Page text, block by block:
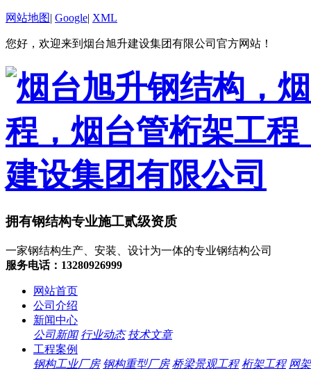
网站地图| Google| XML
您好，欢迎来到烟台旭升建设集团有限公司官方网站！
拥有钢结构专业施工贰级资质
一家钢结构生产、安装、设计为一体的专业钢结构公司
服务电话：13280926999
网站首页
公司介绍
新闻中心
公司新闻 行业动态 技术文章
工程案例
钢构工业厂房 钢构重型厂房 桥梁景观工程 桁架工程 网